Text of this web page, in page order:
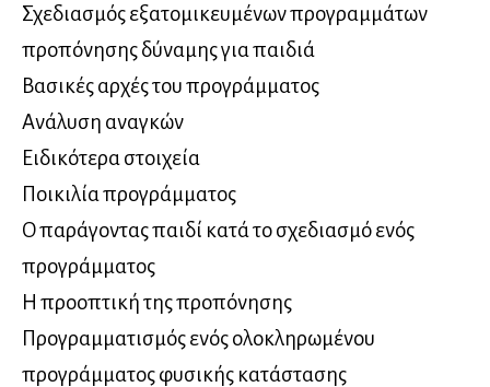
Σχεδιασμός εξατομικευμένων προγραμμάτων
προπόνησης δύναμης για παιδιά
Βασικές αρχές του προγράμματος
Ανάλυση αναγκών
Ειδικότερα στοιχεία
Ποικιλία προγράμματος
Ο παράγοντας παιδί κατά το σχεδιασμό ενός
προγράμματος
Η προοπτική της προπόνησης
Προγραμματισμός ενός ολοκληρωμένου
προγράμματος φυσικής κατάστασης